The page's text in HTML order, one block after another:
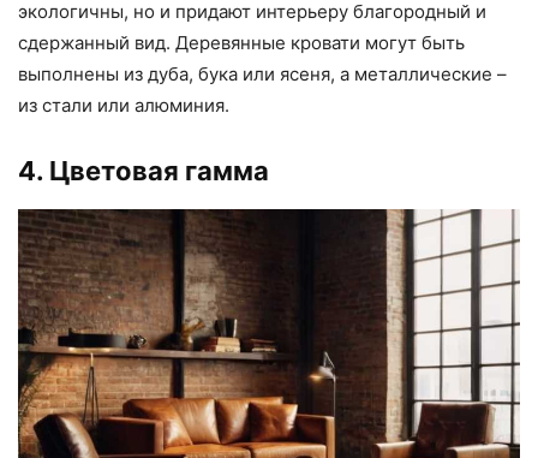
экологичны, но и придают интерьеру благородный и
сдержанный вид. Деревянные кровати могут быть
выполнены из дуба, бука или ясеня, а металлические –
из стали или алюминия.
4. Цветовая гамма